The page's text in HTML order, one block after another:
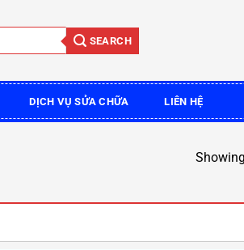
SEARCH
DỊCH VỤ SỬA CHỮA LIÊN HỆ